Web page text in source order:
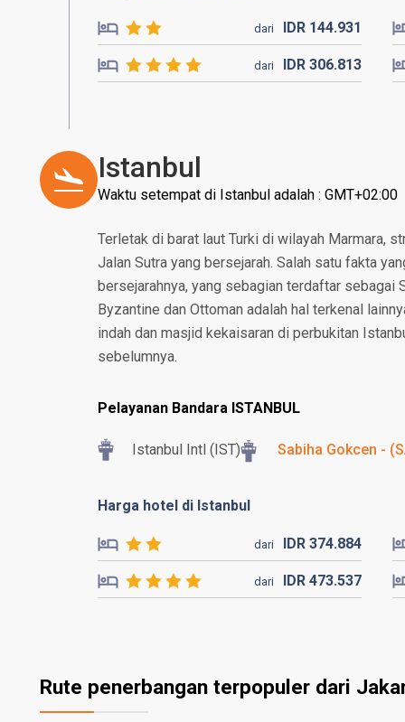
dari IDR 144.931
dari IDR 306.813
Istanbul
Waktu setempat di Istanbul adalah : GMT+02:00
Terletak di barat laut Turki di wilayah Marmara,
Jalan Sutra yang bersejarah. Salah satu fakta
bersejarahnya, yang sebagian terdaftar sebagai
Byzantine dan Ottoman adalah hal terkenal
indah dan masjid kekaisaran di perbukitan
sebelumnya.
Pelayanan Bandara ISTANBUL
Istanbul Intl (IST) Sabiha Gokcen -
Harga hotel di Istanbul
dari IDR 374.884
dari IDR 473.537
Rute penerbangan terpopuler dari